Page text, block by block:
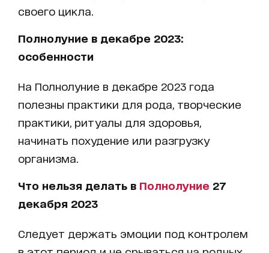
своего цикла.
Полнолуние в декабре 2023:
особенности
На Полнолуние в декабре 2023 года
полезны практики для рода, творческие
практики, ритуалы для здоровья,
начинать похудение или разгрузку
организма.
Что нельзя делать в Полнолуние 27
декабря 2023
Следует держать эмоции под контролем